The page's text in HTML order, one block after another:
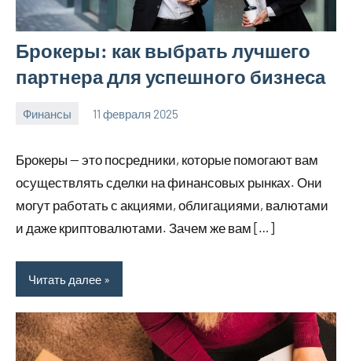
Брокеры: как выбрать лучшего
партнера для успешного бизнеса
Финансы 11 февраля 2025
Брокеры — это посредники, которые помогают вам
осуществлять сделки на финансовых рынках. Они
могут работать с акциями, облигациями, валютами
и даже криптовалютами. Зачем же вам […]
Читать далее